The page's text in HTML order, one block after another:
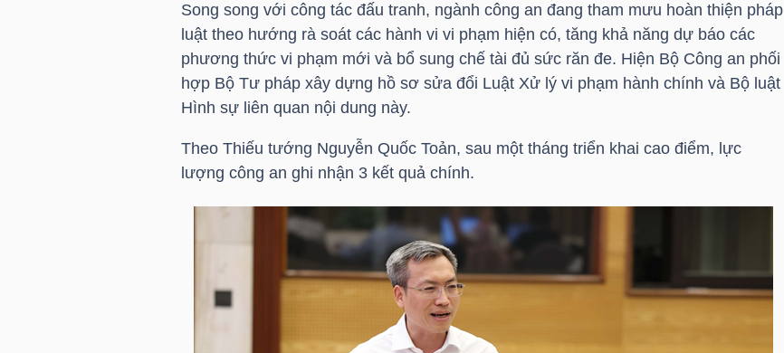
Song song với công tác đấu tranh, ngành công an đang tham mưu hoàn thiện pháp
luật theo hướng rà soát các hành vi vi phạm hiện có, tăng khả năng dự báo các
phương thức vi phạm mới và bổ sung chế tài đủ sức răn đe. Hiện Bộ Công an phối
hợp Bộ Tư pháp xây dựng hồ sơ sửa đổi Luật Xử lý vi phạm hành chính và Bộ luật
Hình sự liên quan nội dung này.
Theo Thiếu tướng Nguyễn Quốc Toản, sau một tháng triển khai cao điểm, lực
lượng công an ghi nhận 3 kết quả chính.